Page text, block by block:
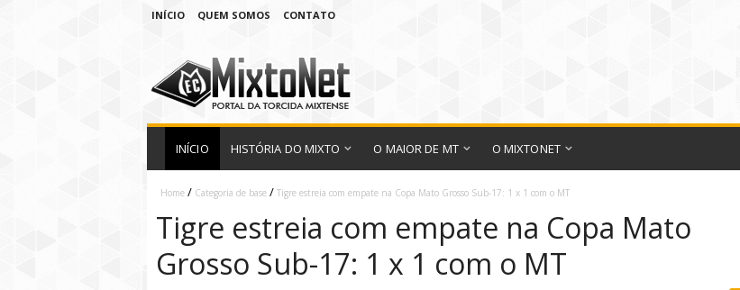
INÍCIO QUEM SOMOS CONTATO
INÍCIO HISTÓRIA DO MIXTO O MAIOR DE MT O MIXTONET
Home / Categoria de base / Tigre estreia com empate na Copa Mato Grosso Sub-17: 1 x 1 com o MT
Tigre estreia com empate na Copa Mato
Grosso Sub-17: 1 x 1 com o MT